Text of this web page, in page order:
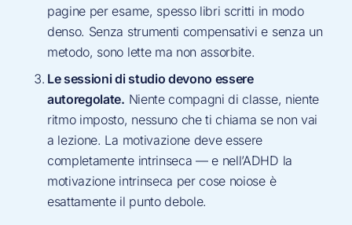
pagine per esame, spesso libri scritti in modo
denso. Senza strumenti compensativi e senza un
metodo, sono lette ma non assorbite.
Le sessioni di studio devono essere
autoregolate. Niente compagni di classe, niente
ritmo imposto, nessuno che ti chiama se non vai
a lezione. La motivazione deve essere
completamente intrinseca — e nell’ADHD la
motivazione intrinseca per cose noiose è
esattamente il punto debole.